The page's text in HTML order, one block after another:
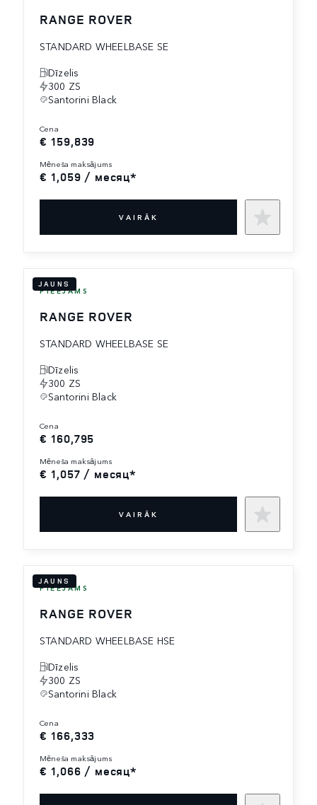
RANGE ROVER
STANDARD WHEELBASE SE
Dīzelis
300 ZS
Santorini Black
cena
€ 159,839
mēneša maksājums
€ 1,059 / месяц*
VAIRĀK
JAUNS
PIEEJAMS
RANGE ROVER
STANDARD WHEELBASE SE
Dīzelis
300 ZS
Santorini Black
cena
€ 160,795
mēneša maksājums
€ 1,057 / месяц*
VAIRĀK
JAUNS
PIEEJAMS
RANGE ROVER
STANDARD WHEELBASE HSE
Dīzelis
300 ZS
Santorini Black
cena
€ 166,333
mēneša maksājums
€ 1,066 / месяц*